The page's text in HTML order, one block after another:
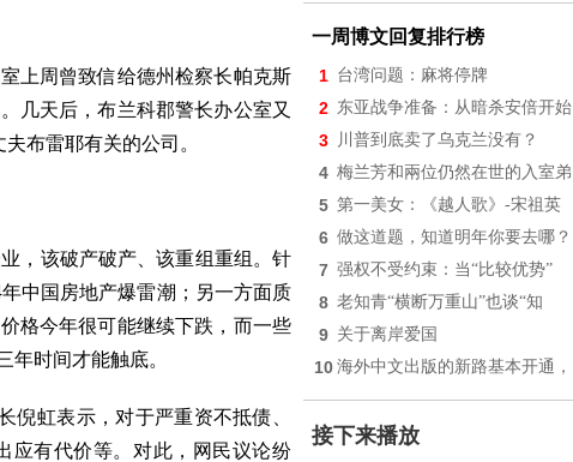
上周曾致信给德州检察长帕克斯
几天后，布兰科郡警长办公室又
布雷耶有关的公司。
，该破产破产、该重组重组。针
中国房地产爆雷潮；另一方面质
格今年很可能继续下跌，而一些
时间才能触底。
虹表示，对于严重资不抵债、
应有代价等。对此，网民议论纷
一周博文回复排行榜
1 台湾问题：麻将停牌
2 东亚战争准备：从暗杀安倍开始
3 川普到底卖了乌克兰没有？
4 梅兰芳和兩位仍然在世的入室弟
5 第一美女：《越人歌》-宋祖英
6 做这道题，知道明年你要去哪？
7 强权不受约束：当“比较优势”
8 老知青“横断万重山”也谈“知
9 关于离岸爱国
10 海外中文出版的新路基本开通，
接下来播放